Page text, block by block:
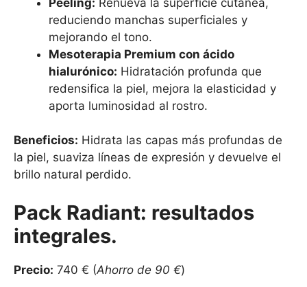
reduciendo manchas superficiales y
mejorando el tono.
Mesoterapia Premium con ácido
hialurónico: Hidratación profunda que
redensifica la piel, mejora la elasticidad y
aporta luminosidad al rostro.
Beneficios: Hidrata las capas más profundas de
la piel, suaviza líneas de expresión y devuelve el
brillo natural perdido.
Pack Radiant: resultados
integrales.
Precio: 740 € (Ahorro de 90 €)